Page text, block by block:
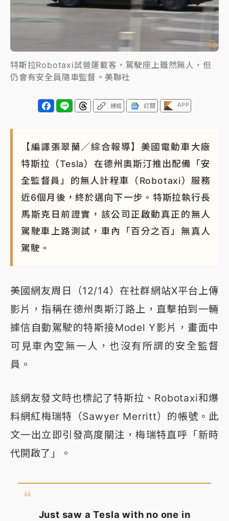
特斯拉Robotaxi試營運載客，駕駛座上雖然無人，但
仍會有安全員隨車監督。美聯社
連結 訂閱 APP
【編譯張翠蘭／綜合報導】美國電動車大廠
特斯拉（Tesla）在德州奧斯汀推出配備「安
全監督員」的無人計程車（Robotaxi）服務
近6個月後，終於邁向下一步。特斯拉執行長
馬斯克日前證實，該公司正啟動真正的無人
駕駛車上路測試，車內「百分之百」無真人
駕駛。
美國網友周日（12/14）在社群網站X平台上傳
影片，指稱在德州奧斯汀路上，直擊拍到一輛
據信自動駕駛的特斯接Model Y影片，畫面中
可見車內空無一人，也沒有所謂的安全監督
員。
該網友發文時也標記了特斯拉、Robotaxi和爆
料網紅梅瑞特（Sawyer Merritt）的帳號。此
文一出立即引發高度關注，梅瑞特直呼「新時
代開啟了」。
Just saw a Tesla with no one in